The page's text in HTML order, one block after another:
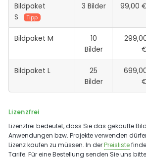
Bildpaket
S
Tipp
3 Bilder 99,00
Bildpaket M
10
Bilder
Bildpaket L
25
Bilder
Lizenzfrei
Lizenzfrei bedeutet, dass Sie das gekaufte
Anwendungen bzw. Projekte verwenden
Lizenz kaufen zu müssen. In derPreisliste
Tarife. Für eine Bestellung senden Sie uns